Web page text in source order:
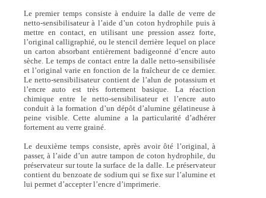
Le premier temps consiste à enduire la dalle de verre de
netto-sensibilisateur à l’aide d’un coton hydrophile puis à
mettre en contact, en utilisant une pression assez forte,
l’original calligraphié, ou le stencil derrière lequel on place
un carton absorbant entièrement badigeonné d’encre auto
sèche. Le temps de contact entre la dalle netto-sensibilisée
et l’original varie en fonction de la fraîcheur de ce dernier.
Le netto-sensibilisateur contient de l’alun de potassium et
l’encre auto est très fortement basique. La réaction
chimique entre le netto-sensibilisateur et l’encre auto
conduit à la formation d’un dépôt d’alumine gélatineuse à
peine visible. Cette alumine a la particularité d’adhérer
fortement au verre grainé.
Le deuxième temps consiste, après avoir ôté l’original, à
passer, à l’aide d’un autre tampon de coton hydrophile, du
préservateur sur toute la surface de la dalle. Le préservateur
contient du benzoate de sodium qui se fixe sur l’alumine et
lui permet d’accepter l’encre d’imprimerie.